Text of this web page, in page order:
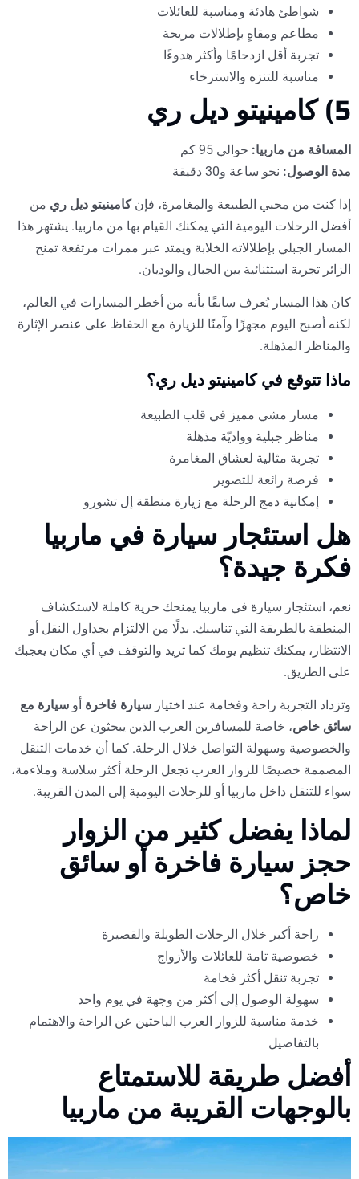
شواطئ هادئة ومناسبة للعائلات
مطاعم ومقاهٍ بإطلالات مريحة
تجربة أقل ازدحامًا وأكثر هدوءًا
مناسبة للتنزه والاسترخاء
5) كامينيتو ديل ري
المسافة من ماربيا: حوالي 95 كم
مدة الوصول: نحو ساعة و30 دقيقة
إذا كنت من محبي الطبيعة والمغامرة، فإنكامينيتو ديل ري من
أفضل الرحلات اليومية التي يمكنك القيام بها من ماربيا. يشتهر هذا
المسار الجبلي بإطلالاته الخلابة ويمتد عبر ممرات مرتفعة تمنح
الزائر تجربة استثنائية بين الجبال والوديان.
كان هذا المسار يُعرف سابقًا بأنه من أخطر المسارات في العالم،
لكنه أصبح اليوم مجهزًا وآمنًا للزيارة مع الحفاظ على عنصر الإثارة
والمناظر المذهلة.
ماذا تتوقع في كامينيتو ديل ري؟
مسار مشي مميز في قلب الطبيعة
مناظر جبلية وواديّة مذهلة
تجربة مثالية لعشاق المغامرة
فرصة رائعة للتصوير
إمكانية دمج الرحلة مع زيارة منطقة إل تشورو
هل استئجار سيارة في ماربيا
فكرة جيدة؟
نعم، استئجار سيارة في ماربيا يمنحك حرية كاملة لاستكشاف
المنطقة بالطريقة التي تناسبك. بدلًا من الالتزام بجداول النقل أو
الانتظار، يمكنك تنظيم يومك كما تريد والتوقف في أي مكان يعجبك
على الطريق.
وتزداد التجربة راحة وفخامة عند اختيار سيارة فاخرة أو سيارة مع
سائق خاص، خاصة للمسافرين العرب الذين يبحثون عن الراحة
والخصوصية وسهولة التواصل خلال الرحلة. كما أن خدمات التنقل
المصممة خصيصًا للزوار العرب تجعل الرحلة أكثر سلاسة وملاءمة،
سواء للتنقل داخل ماربيا أو للرحلات اليومية إلى المدن القريبة.
لماذا يفضل كثير من الزوار
حجز سيارة فاخرة أو سائق
خاص؟
راحة أكبر خلال الرحلات الطويلة والقصيرة
خصوصية تامة للعائلات والأزواج
تجربة تنقل أكثر فخامة
سهولة الوصول إلى أكثر من وجهة في يوم واحد
خدمة مناسبة للزوار العرب الباحثين عن الراحة والاهتمام
بالتفاصيل
أفضل طريقة للاستمتاع
بالوجهات القريبة من ماربيا